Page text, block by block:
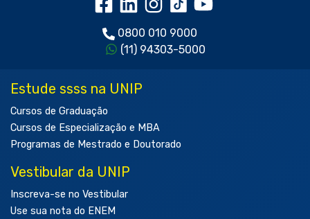
0800 010 9000
(11) 94303-5000
Estude ssss na UNIP
Cursos de Graduação
Cursos de Especialização e MBA
Programas de Mestrado e Doutorado
Vestibular da UNIP
Inscreva-se no Vestibular
Use sua nota do ENEM